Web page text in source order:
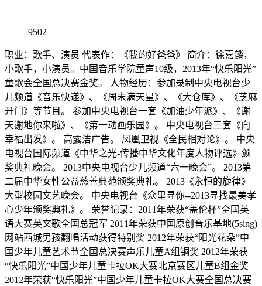
9502
职业：歌手、演员 代表作：《我的好爸爸》 简介：徐嘉麟，
小歌手，小演员。中国音乐学院童声10级，2013年“快乐阳光”
童歌会全国总决赛金奖。 人物经历：参加录制中央电视台少
儿频道《音乐快递》、《周末满天星》、《大仓库》、《芝麻
开门》等节目。 参加中央电视台一套《加油少年派》、《谢
天谢地你来啦》、《第一动画乐园》。 中央电视台三套《向
幸福出发》。 高露洁广告。 凤凰卫视《全民相对论》。 中央
电视台国际频道《中华之光-传播中华文化年度人物评选》颁
奖典礼晚会。 2013中央电视台少儿频道“六一晚会”。 2013第
二届中华女性公益慈善典范颁奖典礼。 2013《永恒的旋律》
大型校园文艺晚会。 中央电视台《众里寻你--2013寻找最美孝
心少年颁奖典礼》。 荣誉记录：2011年荣获“盖伦杯”全国英
语大赛英文歌全国总冠军 2011年荣获中国原创音乐基地(5sing)
网站西城男孩翻唱活动获得特别奖 2012年荣获“阳光花朵”中
国少年儿童艺术节全国总决赛声乐儿童A组铜奖 2012年荣获
“快乐阳光”中国少年儿童卡拉OK大赛北京赛区儿童B组金奖
2012年荣获“快乐阳光”中国少年儿童卡拉OK大赛全国总决赛